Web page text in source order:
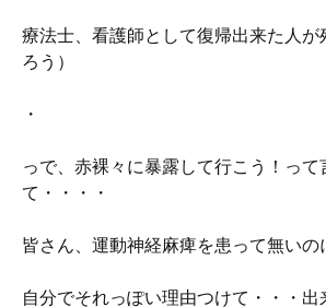
療法士、看護師として復帰出来た人が
ろう）
・
っで、赤裸々に暴露して行こう！って
て・・・・
皆さん、運動神経麻痺を患って無いの
自分でそれっぽい理由つけて・・・出